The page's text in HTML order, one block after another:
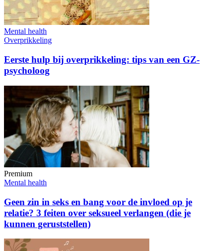
Mental health
Overprikkeling
Eerste hulp bij overprikkeling: tips van een GZ-
psycholoog
Premium
Mental health
Geen zin in seks en bang voor de invloed op je
relatie? 3 feiten over seksueel verlangen (die je
kunnen geruststellen)